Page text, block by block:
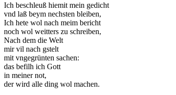
Ich beschleuß hiemit mein gedicht
vnd laß beym nechsten bleiben,
Ich hete wol nach meim bericht
noch wol weitters zu schreiben,
Nach dem die Welt
mir vil nach gstelt
mit vngegrünten sachen:
das befilh ich Gott
in meiner not,
der wird alle ding wol machen.